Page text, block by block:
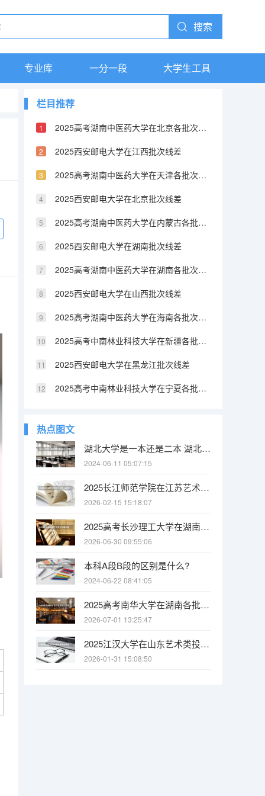
搜索
专业库 一分一段 大学生工具
栏目推荐
2025高考湖南中医药大学在北京各批次选科要求介绍（2026参考）
2025西安邮电大学在江西批次线差
2025高考湖南中医药大学在天津各批次选科要求介绍（2026参考）
2025西安邮电大学在北京批次线差
2025高考湖南中医药大学在内蒙古各批次选科要求介绍（2026参考）
2025西安邮电大学在湖南批次线差
2025高考湖南中医药大学在湖南各批次选科要求介绍（2026参考）
2025西安邮电大学在山西批次线差
2025高考湖南中医药大学在海南各批次选科要求介绍（2026参考）
2025高考中南林业科技大学在新疆各批次选科要求介绍（2026参考）
2025西安邮电大学在黑龙江批次线差
2025高考中南林业科技大学在宁夏各批次选科要求介绍（2026参考）
热点图文
湖北大学是一本还是二本 湖北大学是一本还是二本
2024-06-11 05:07:15
2025长江师范学院在江苏艺术类投档分数线（2026年参考）
2026-02-15 15:18:07
2025高考长沙理工大学在湖南各批次选科要求介绍（2026参考）
2026-06-30 09:55:06
本科A段B段的区别是什么?
2024-06-22 08:41:05
2025高考南华大学在湖南各批次选科要求介绍（2026参考）
2026-07-01 13:25:47
2025江汉大学在山东艺术类投档分数线（2026年参考）
2026-01-31 15:08:50